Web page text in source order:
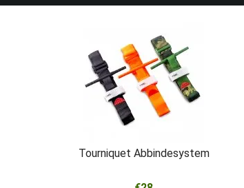
Tourniquet Abbindesystem